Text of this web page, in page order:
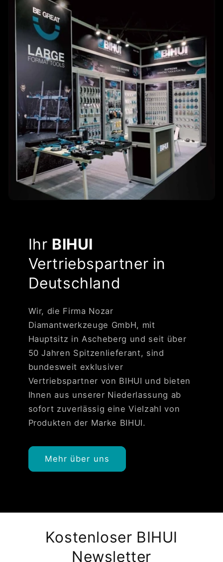
Ihr BIHUI
Vertriebspartner in
Deutschland
Wir, die Firma Nozar
Diamantwerkzeuge GmbH, mit
Hauptsitz in Ascheberg und seit über
50 Jahren Spitzenlieferant, sind
bundesweit exklusiver
Vertriebspartner von BIHUI und bieten
Ihnen aus unserer Niederlassung ab
sofort zuverlässig eine Vielzahl von
Produkten der Marke BIHUI.
Mehr über uns
Kostenloser BIHUI
Newsletter